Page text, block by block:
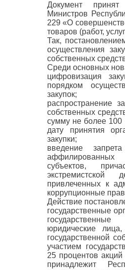
Документ
Министров
229 «О
товаров (работ,
Так,
осуществления
собственных
Среди основных
цифровизация
порядком
закупок;
распространение
собственных
сумму не более 100
дату принятия
закупки;
введение
субъектов,
экстремистской
привлеченных к
коррупционные
Действие
государственные
юридические
государственной
участием
25 процентов
принадлежит